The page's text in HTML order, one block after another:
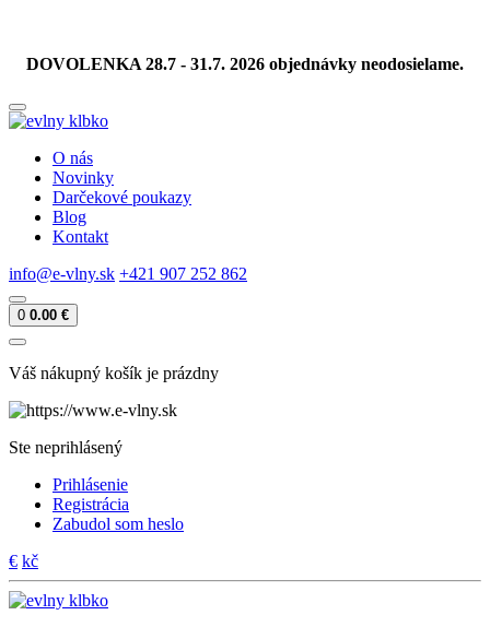
DOVOLENKA 28.7 - 31.7. 2026 objednávky neodosielame.
O nás
Novinky
Darčekové poukazy
Blog
Kontakt
info@e-vlny.sk +421 907 252 862
0 0.00 €
Váš nákupný košík je prázdny
Ste neprihlásený
Prihlásenie
Registrácia
Zabudol som heslo
€ kč